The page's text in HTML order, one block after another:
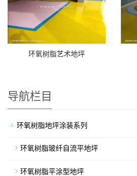
环氧树脂艺术地坪
导航栏目
环氧树脂地坪涂装系列
环氧树脂玻纤自流平地坪
环氧树脂平涂型地坪